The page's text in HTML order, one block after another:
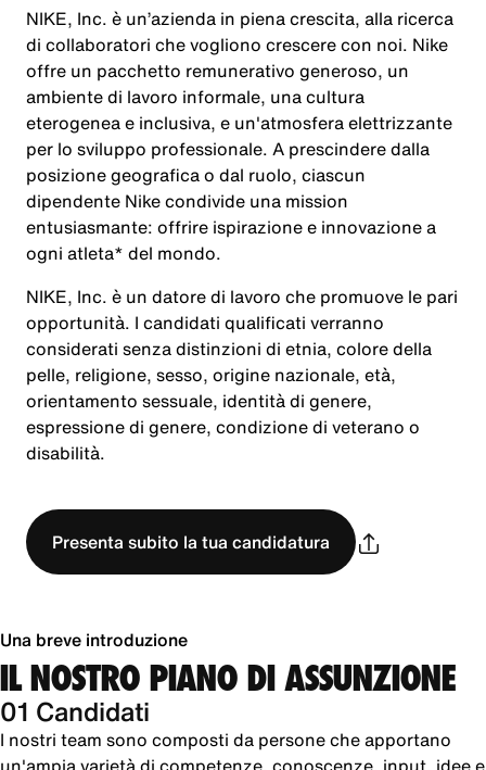
NIKE, Inc. è un’azienda in piena crescita, alla ricerca
di collaboratori che vogliono crescere con noi. Nike
offre un pacchetto remunerativo generoso, un
ambiente di lavoro informale, una cultura
eterogenea e inclusiva, e un'atmosfera elettrizzante
per lo sviluppo professionale. A prescindere dalla
posizione geografica o dal ruolo, ciascun
dipendente Nike condivide una mission
entusiasmante: offrire ispirazione e innovazione a
ogni atleta* del mondo.
NIKE, Inc. è un datore di lavoro che promuove le pari
opportunità. I candidati qualificati verranno
considerati senza distinzioni di etnia, colore della
pelle, religione, sesso, origine nazionale, età,
orientamento sessuale, identità di genere,
espressione di genere, condizione di veterano o
disabilità.
Presenta subito la tua candidatura
Una breve introduzione
IL NOSTRO PIANO DI ASSUNZIONE
01 Candidati
I nostri team sono composti da persone che apportano